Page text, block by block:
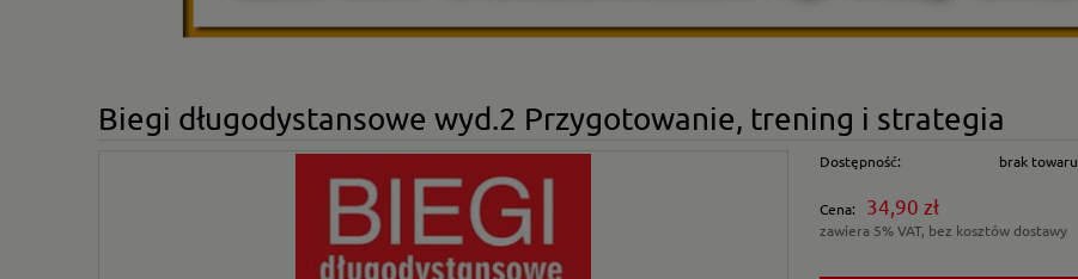
Biegi długodystansowe wyd.2 Przygotowanie, trening i strategia
Dostępność: brak towaru
Cena: 34,90 zł
zawiera 5% VAT, bez kosztów dostawy